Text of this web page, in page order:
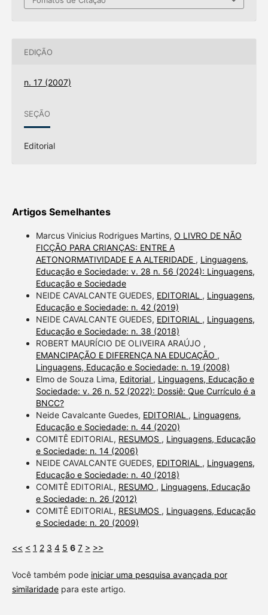
EDIÇÃO
n. 17 (2007)
SEÇÃO
Editorial
Artigos Semelhantes
Marcus Vinicius Rodrigues Martins, O LIVRO DE NÃO
FICÇÃO PARA CRIANÇAS: ENTRE A
AETONORMATIVIDADE E A ALTERIDADE , Linguagens,
Educação e Sociedade: v. 28 n. 56 (2024): Linguagens,
Educação e Sociedade
NEIDE CAVALCANTE GUEDES, EDITORIAL , Linguagens,
Educação e Sociedade: n. 42 (2019)
NEIDE CAVALCANTE GUEDES, EDITORIAL , Linguagens,
Educação e Sociedade: n. 38 (2018)
ROBERT MAURÍCIO DE OLIVEIRA ARAÚJO ,
EMANCIPAÇÃO E DIFERENÇA NA EDUCAÇÃO ,
Linguagens, Educação e Sociedade: n. 19 (2008)
Elmo de Souza Lima, Editorial , Linguagens, Educação e
Sociedade: v. 26 n. 52 (2022): Dossiê: Que Currículo é a
BNCC?
Neide Cavalcante Guedes, EDITORIAL , Linguagens,
Educação e Sociedade: n. 44 (2020)
COMITÊ EDITORIAL, RESUMOS , Linguagens, Educação
e Sociedade: n. 14 (2006)
NEIDE CAVALCANTE GUEDES, EDITORIAL , Linguagens,
Educação e Sociedade: n. 40 (2018)
COMITÊ EDITORIAL, RESUMO , Linguagens, Educação
e Sociedade: n. 26 (2012)
COMITÊ EDITORIAL, RESUMOS , Linguagens, Educação
e Sociedade: n. 20 (2009)
<< < 1 2 3 4 5 6 7 > >>
Você também pode iniciar uma pesquisa avançada por
similaridadepara este artigo.